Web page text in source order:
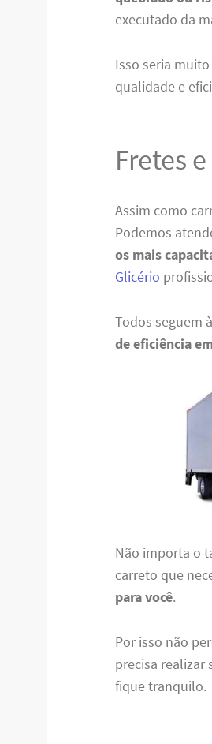
executado da
Isso seria
qualidade e
Fretes
Assim como
Podemos
os mais
Glicério
Todos seguem
de eficiência
Não importa o
carreto que
para você.
Por isso não
precisa realizar
fique tranquilo.